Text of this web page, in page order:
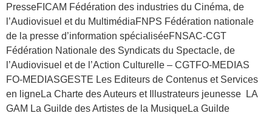
PresseFICAM Fédération des industries du Cinéma, de
l’Audiovisuel et du MultimédiaFNPS Fédération nationale
de la presse d’information spécialiséeFNSAC-CGT
Fédération Nationale des Syndicats du Spectacle, de
l’Audiovisuel et de l’Action Culturelle – CGTFO-MEDIAS
FO-MEDIASGESTE Les Editeurs de Contenus et Services
en ligneLa Charte des Auteurs et Illustrateurs jeunesse LA
GAM La Guilde des Artistes de la MusiqueLa Guilde